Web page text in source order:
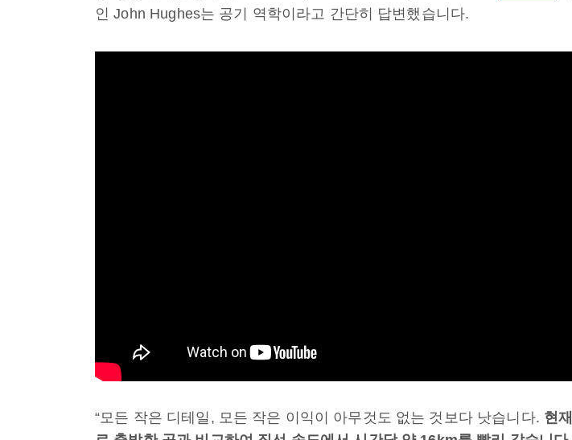
인 John Hughes는 공기 역학이라고 간단히 답변했습니다.
“모든 작은 디테일, 모든 작은 이익이 아무것도 없는 것보다 낫습니다. 현재